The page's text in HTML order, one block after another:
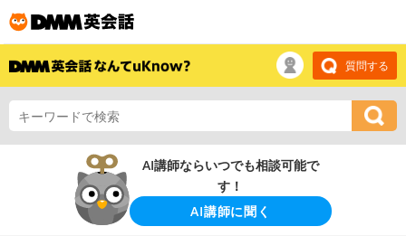
質問する
AI講師ならいつでも相談可能で
す！
AI講師に聞く